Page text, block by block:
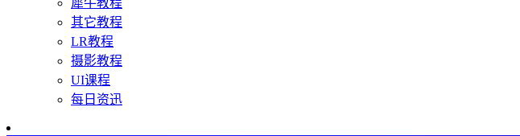
犀牛教程
其它教程
LR教程
摄影教程
UI课程
每日资迅